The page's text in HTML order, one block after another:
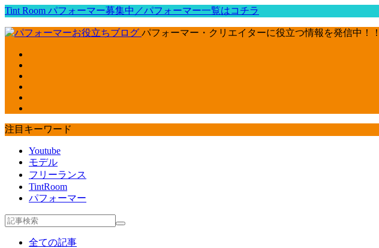
Tint Room パフォーマー募集中／パフォーマー一覧はコチラ
パフォーマー・クリエイターに役立つ情報を発信中！！
注目キーワード
Youtube
モデル
フリーランス
TintRoom
パフォーマー
全ての記事